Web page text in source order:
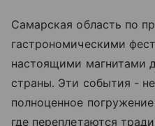
Самарская область по
гастрономическими
настоящими магнитами
страны. Эти события -
полноценное
где переплетаются